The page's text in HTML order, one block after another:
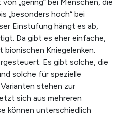
„gering“ bei Menschen, die
„besonders hoch“ bei
Einstufung hängt es ab,
Da gibt es eher einfache,
Kniegelenken.
Es gibt solche, die
solche für spezielle
stehen zur
sich aus mehreren
können unterschiedlich